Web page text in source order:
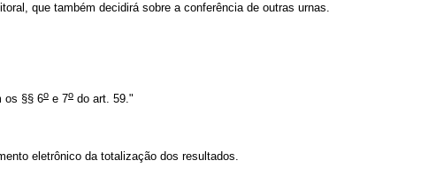
que também decidirá sobre a conferência de outras urnas.
os §§ 6o e 7o do art. 59."
eletrônico da totalização dos resultados.